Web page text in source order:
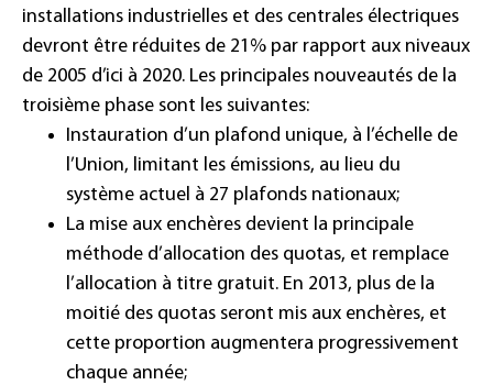
installations industrielles et des centrales électriques
devront être réduites de 21% par rapport aux niveaux
de 2005 d’ici à 2020. Les principales nouveautés de la
troisième phase sont les suivantes:
Instauration d’un plafond unique, à l’échelle de
l’Union, limitant les émissions, au lieu du
système actuel à 27 plafonds nationaux;
La mise aux enchères devient la principale
méthode d’allocation des quotas, et remplace
l’allocation à titre gratuit. En 2013, plus de la
moitié des quotas seront mis aux enchères, et
cette proportion augmentera progressivement
chaque année;